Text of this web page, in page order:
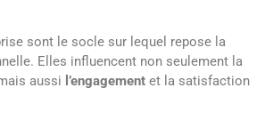
sont le socle sur lequel repose la
Elles influencent non seulement la
aussi l’engagement et la satisfaction